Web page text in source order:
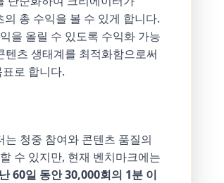
총 수익을 볼 수 있게 합니다.
을 올릴 수 있도록 수익화 가능
츠 생태계를 최적화함으로써
로 합니다.
청중 참여와 콘텐츠 품질의
수 있지만, 현재 벤치마크에는
60일 동안 30,000회의 1분 이